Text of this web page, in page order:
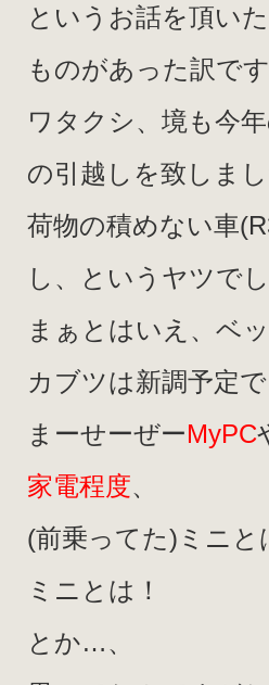
というお話を頂い
ものがあった訳です
ワタクシ、境も今
の引越しを致しま
荷物の積めない車
し、というヤツでし
まぁとはいえ、ベ
カブツは新調予定で
まーせーぜーMyPC
家電程度、
(前乗ってた)ミニと
ミニとは！
とか…、